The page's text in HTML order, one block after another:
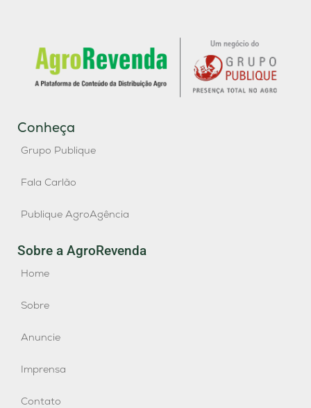
Conheça
Grupo Publique
Fala Carlão
Publique AgroAgência
Sobre a AgroRevenda
Home
Sobre
Anuncie
Imprensa
Contato